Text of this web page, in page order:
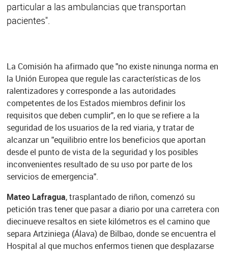
particular a las ambulancias que transportan
pacientes".
La Comisión ha afirmado que "no existe ninunga norma en
la Unión Europea que regule las características de los
ralentizadores y corresponde a las autoridades
competentes de los Estados miembros definir los
requisitos que deben cumplir", en lo que se refiere a la
seguridad de los usuarios de la red viaria, y tratar de
alcanzar un "equilibrio entre los beneficios que aportan
desde el punto de vista de la seguridad y los posibles
inconvenientes resultado de su uso por parte de los
servicios de emergencia".
Mateo Lafragua, trasplantado de riñon, comenzó su
petición tras tener que pasar a diario por una carretera con
diecinueve resaltos en siete kilómetros es el camino que
separa Artziniega (Álava) de Bilbao, donde se encuentra el
Hospital al que muchos enfermos tienen que desplazarse